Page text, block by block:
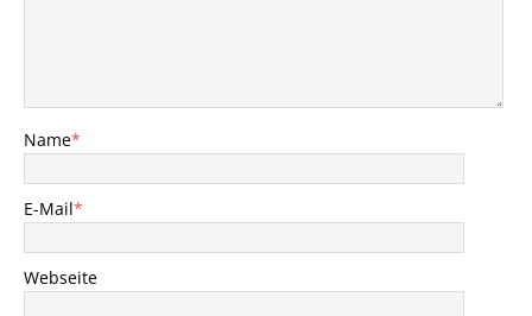
Name*
E-Mail*
Webseite